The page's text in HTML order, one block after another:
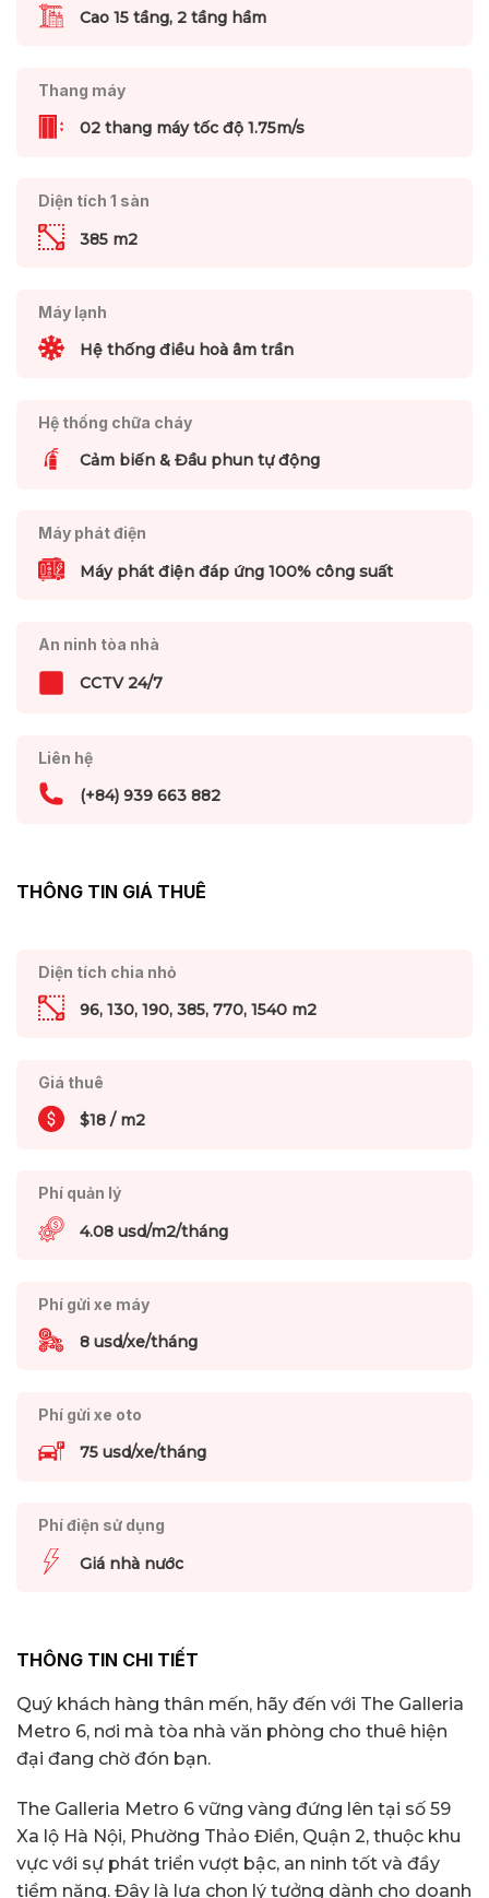
Cao 15 tầng, 2 tầng hầm
Thang máy
02 thang máy tốc độ 1.75m/s
Diện tích 1 sàn
385 m2
Máy lạnh
Hệ thống điều hoà âm trần
Hệ thống chữa cháy
Cảm biến & Đầu phun tự động
Máy phát điện
Máy phát điện đáp ứng 100% công suất
An ninh tòa nhà
CCTV 24/7
Liên hệ
(+84) 939 663 882
THÔNG TIN GIÁ THUÊ
Diện tích chia nhỏ
96, 130, 190, 385, 770, 1540 m2
Giá thuê
$18 / m2
Phí quản lý
4.08 usd/m2/tháng
Phí gửi xe máy
8 usd/xe/tháng
Phí gửi xe oto
75 usd/xe/tháng
Phí điện sử dụng
Giá nhà nước
THÔNG TIN CHI TIẾT
Quý khách hàng thân mến, hãy đến với The Galleria
Metro 6, nơi mà tòa nhà văn phòng cho thuê hiện
đại đang chờ đón bạn.
The Galleria Metro 6 vững vàng đứng lên tại số 59
Xa lộ Hà Nội, Phường Thảo Điền, Quận 2, thuộc khu
vực với sự phát triển vượt bậc, an ninh tốt và đầy
tiềm năng. Đây là lựa chọn lý tưởng dành cho doanh